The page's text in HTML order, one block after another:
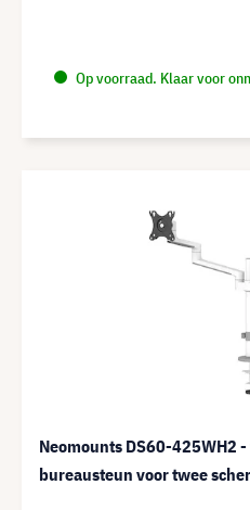
Op voorraad. Klaar voor
Neomounts DS60-425WH2
bureausteun voor twee